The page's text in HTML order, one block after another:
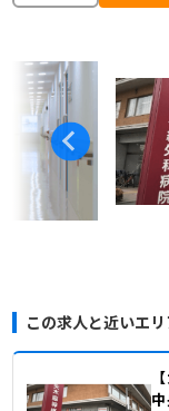
この求人と近いエ